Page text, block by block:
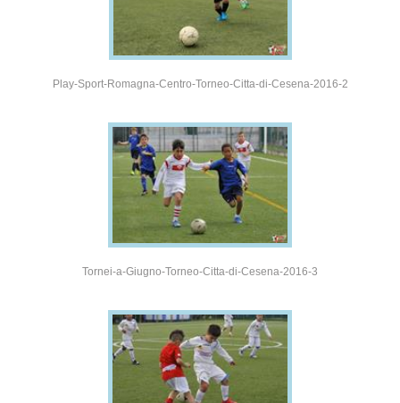
Play-Sport-Romagna-Centro-Torneo-Citta-di-Cesena-2016-2
Tornei-a-Giugno-Torneo-Citta-di-Cesena-2016-3